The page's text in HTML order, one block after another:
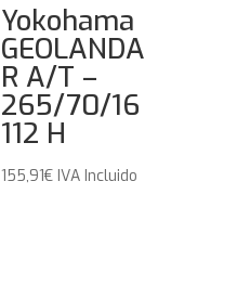
Yokohama
GEOLANDA
R A/T –
265/70/16
112 H
155,91€ IVA Incluido